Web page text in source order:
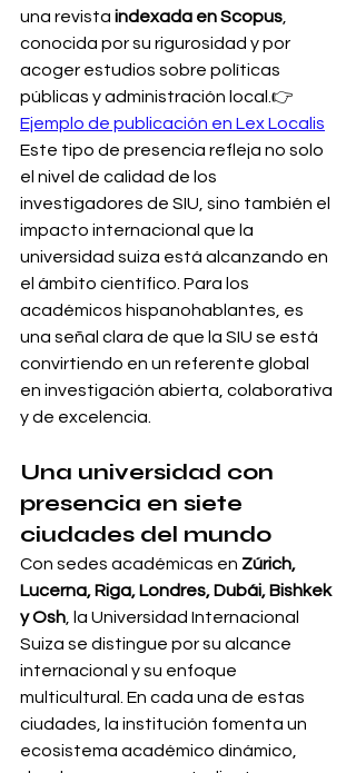
una revista indexada en Scopus
conocida por su rigurosidad y por
acoger estudios sobre políticas
públicas y administración local.👉
Ejemplo de publicación en Lex Localis
Este tipo de presencia refleja no solo
el nivel de calidad de los
investigadores de SIU, sino también el
impacto internacional que la
universidad suiza está alcanzando en
el ámbito científico. Para los
académicos hispanohablantes, es
una señal clara de que la SIU se está
convirtiendo en un referente global
en investigación abierta, colaborativa
y de excelencia.
Una universidad con
presencia en siete
ciudades del mundo
Con sedes académicas en Zúrich,
Lucerna, Riga, Londres, Dubái, Bishkek
y Osh , la Universidad Internacional
Suiza se distingue por su alcance
internacional y su enfoque
multicultural. En cada una de estas
ciudades, la institución fomenta un
ecosistema académico dinámico,